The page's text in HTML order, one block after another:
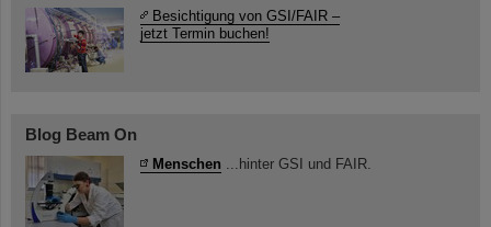
Besichtigung von GSI/FAIR –
jetzt Termin buchen!
Blog Beam On
Menschen ...hinter GSI und FAIR.